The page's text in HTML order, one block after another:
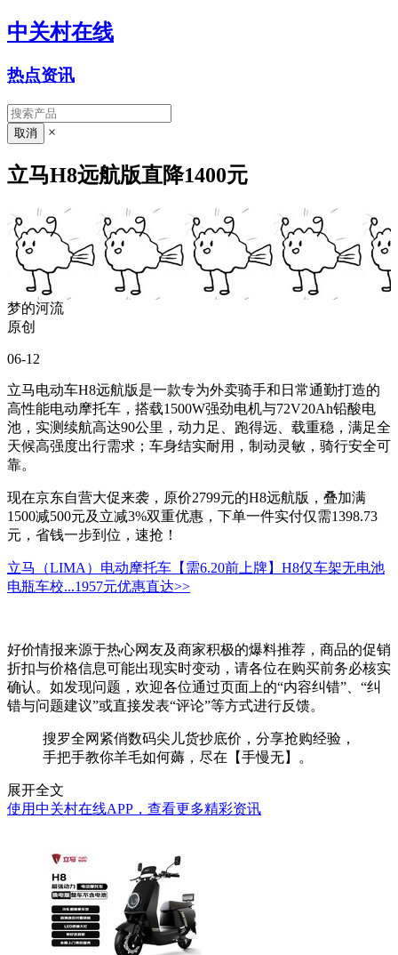
中关村在线
热点资讯
×
立马H8远航版直降1400元
梦的河流
原创
06-12
立马电动车H8远航版是一款专为外卖骑手和日常通勤打造的
高性能电动摩托车，搭载1500W强劲电机与72V20Ah铅酸电
池，实测续航高达90公里，动力足、跑得远、载重稳，满足全
天候高强度出行需求；车身结实耐用，制动灵敏，骑行安全可
靠。
现在京东自营大促来袭，原价2799元的H8远航版，叠加满
1500减500元及立减3%双重优惠，下单一件实付仅需1398.73
元，省钱一步到位，速抢！
立马（LIMA）电动摩托车【需6.20前上牌】H8仅车架无电池
电瓶车校...1957元优惠直达>>
好价情报来源于热心网友及商家积极的爆料推荐，商品的促销
折扣与价格信息可能出现实时变动，请各位在购买前务必核实
确认。如发现问题，欢迎各位通过页面上的“内容纠错”、“纠
错与问题建议”或直接发表“评论”等方式进行反馈。
搜罗全网紧俏数码尖儿货抄底价，分享抢购经验，
手把手教你羊毛如何薅，尽在【手慢无】。
展开全文
使用中关村在线APP，查看更多精彩资讯